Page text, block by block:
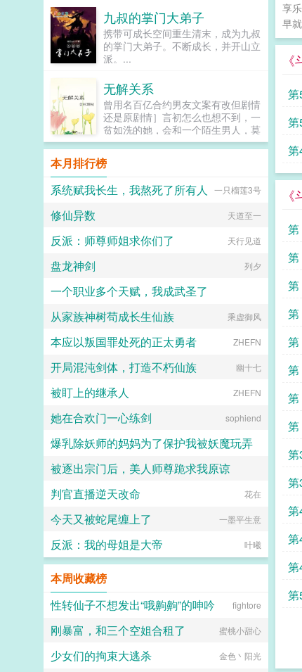
享
早
第
第
第
第
第
第
第
第
第
求
第
百
追
第
第
第
法
第
第
第
夺
第
之前，郁淼每天都在数着日子等着复
仇，因此她清楚的知道易璟不是这个
世界的人。但是易璟太可爱了。她是
她世界里唯一的正常人，不会忽然发
疯对她强取豪夺，也不会利用信息素
不作声地带她绕开所有的剧情点。因
为易璟，上辈子那些恶心的alpha没
有一个能来到她的面前。郁淼爱易
璟。只是易璟总是不开窍，每次亲近
她到最后都会弹开，即使她说她愿
掉了抑制剂，处理掉了一直在烦她的
alpha，脆弱的靠进了易璟怀里璟
璟，我难受。帮帮我1始终1v12超听
女a无挂件2023725文案已截图备
微眯，仍循着旧日称呼，质问声凛
冽，吾儿，如今可要杀了寡人？秦诏
俯身，骤然折膝跪了下去往日隐忍换
作桀骜，锋锐眉眼经年淬炼，越发显
得狠厉，但唇角柔情却化作了一抹
冠霞帔，金银珠玉贯满箱，另有玺印
一枚，权作信礼。儿臣秦诏笑的璀
璨，忽又改了口，朕，是来迎娶您回
家的。前期日常卖惨求宠博取父王怜
爱的质子攻x每天外冷内热宠溺带娃
的后爹受后期装乖假寐豺狼帝王攻x
高冷美强囚凤帝王受食用注意■时代
架春秋平行时期，称呼及势力地图有
私设。双方无任何亲缘关系，质子到
他国后，称国君为父王。■端水互宠
相爱相杀年龄差7岁年下强强身心
（作者广告位3啵啵）■古耽戎马踏
秋棠心狠手辣权臣攻x老谋深算谋士
受权臣技能之伺候娇生惯养的公子哥
卫攻x狠戾变态王爷受被王爷一个巴
掌扇爽了。■古耽误我秦楼约高冷闷
骚大将军x骄扬富贵小少爷被老婆倒
追又放弃，将军等会，小祖宗哎！■
东幻众神审判日疯批大佬x高冷之花
为神清路的蓝星5s指挥长军官权昼，
遇到一个顶级疯批罪犯。想杀我？试
试接吻吗？■现耽第13个治疗师狂躁
失眠的霸总，被手段高超的pua心理
治疗师狠狠拿捏。老婆把我的精神病
治成了恋爱脑...
声了！！第二本读者B狗塑适可而
止，就算你重复强调五百次他是可爱
狗狗，但我只看到了一只舔狗，还是
不会汪汪叫的那种。还是读者B起猛
里能领养，阿祖！我也要养阿祖！！
第三本读者C作者生活这么不如意，
一定要搞这么五毒俱全的角色？写不
出来东西找个班上吧。还是读者
CMD，祖神，我可真该死啊！第四
本第五本第六本楚祖怎么样，虽然演
的一般，但我改得还行吧？系统你知
道什么叫边缘角色吗？人气大爆角色
算什么边缘角色啊！！！TIPS12100
存稿箱吐章节，偶尔抽空改错字2警
拉揪，随机掉落祖哥CG4论坛都会标
注发言时间，精确到秒，有用5是想
简单尝试各种题材的产物，专栏预收
着几面旗子，对着床头摇旗呐...
九叔的掌门大弟子
携带可成长空间重生清末，成为九叔
的掌门大弟子。不断成长，并开山立
派。...
无解关系
曾用名百亿合约男友文案有改但剧情
还是原剧情］言初怎么也想不到，一
贫如洗的她，会和一个陌生男人，莫
名其妙地绑定了一场为期365天的财
富交换。说白了就是他的钱进了她账
户，她的钱进了他账户还转！不！
回！去！好消息对方是陆洺执，陆氏
集团太子爷，多金，年轻，人还帅。
算趁机和她来场合约恋爱。...
本月排行榜
系统赋我长生，我熬死了所有人
一只榴莲3号
修仙异数 天道至一
反派：师尊师姐求你们了 天行见道
盘龙神剑 列夕
一个职业多个天赋，我成武圣了
夜阑我听风吹雨
从家族神树苟成长生仙族 乘虚御风
本应以叛国罪处死的正太勇者 ZHEFN
开局混沌剑体，打造不朽仙族 幽十七
被盯上的继承人 ZHEFN
她在合欢门一心练剑 sophiend
爆乳除妖师的妈妈为了保护我被妖魔玩弄
心心念念
被逐出宗门后，美人师尊跪求我原谅
苗苗这小妞儿
判官直播逆天改命 花在
今天又被蛇尾缠上了 一墨平生意
反派：我的母姐是大帝 叶曦
本周收藏榜
性转仙子不想发出“哦齁齁”的呻吟
fightore
刚暴富，和三个空姐合租了 蜜桃小甜心
少女们的拘束大逃杀 金色丶阳光